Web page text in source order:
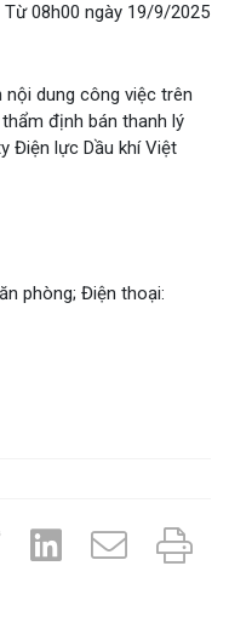
08h00 ngày 19/9/2025
dung công việc trên
định bán thanh lý
Điện lực Dầu khí Việt
phòng; Điện thoại: